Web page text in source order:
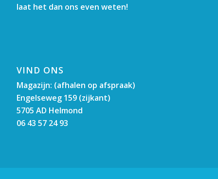
laat het dan ons even weten!
VIND ONS
Magazijn: (afhalen op afspraak)
Engelseweg 159 (zijkant)
5705 AD Helmond
06 43 57 24 93